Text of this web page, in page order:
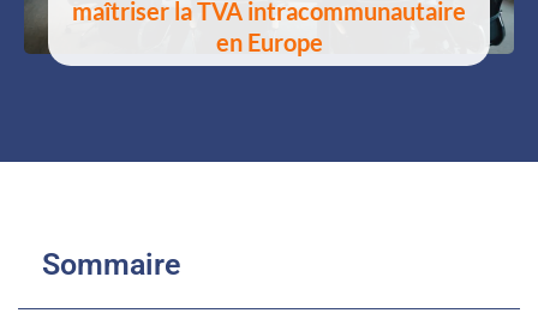
maîtriser la TVA intracommunautaire
en Europe
Sommaire